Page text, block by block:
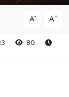
A- A+
80